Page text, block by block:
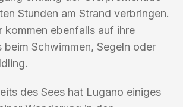
Stunden am Strand verbringen.
kommen ebenfalls auf ihre
beim Schwimmen, Segeln oder
des Sees hat Lugano einiges